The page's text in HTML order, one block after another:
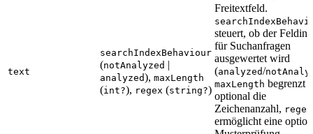
text
searchIndexBehaviour
(notAnalyzed |
analyzed), maxLength
(int?), regex (string?)
Freitextfeld.
steuert, ob der
für Suchanfragen
ausgewertet wird
(analyzed/
maxLength begrenzt
optional die
Zeichenanzahl, regex
ermöglicht eine